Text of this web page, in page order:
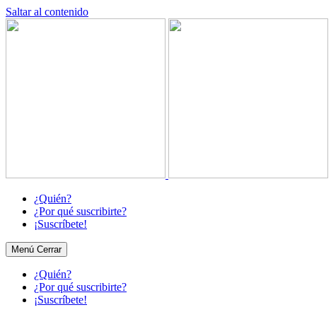
Saltar al contenido
¿Quién?
¿Por qué suscribirte?
¡Suscríbete!
Menú Cerrar
¿Quién?
¿Por qué suscribirte?
¡Suscríbete!